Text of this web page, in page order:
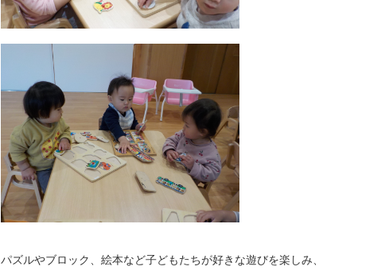
パズルやブロック、絵本など子どもたちが好きな遊びを楽しみ、